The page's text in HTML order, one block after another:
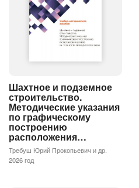
Шахтное и подземное
строительство.
Методические указания
по графическому
построению
расположения…
Требуш Юрий Прокопьевич и др.
2026 год